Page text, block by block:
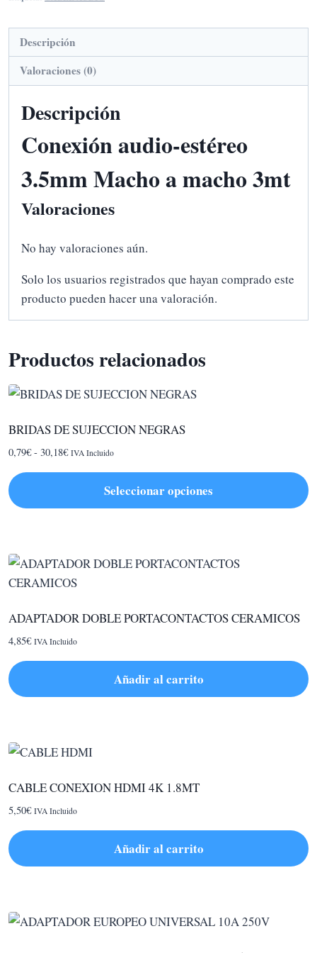
Descripción
Valoraciones (0)
Descripción
Conexión audio-estéreo
3.5mm Macho a macho 3mt
Valoraciones
No hay valoraciones aún.
Solo los usuarios registrados que hayan comprado este
producto pueden hacer una valoración.
Productos relacionados
BRIDAS DE SUJECCION NEGRAS
0,79€ - 30,18€Rango
IVA Incluido
Seleccionar opciones
tiene
Las
se
pueden
elegir
página
producto
ADAPTADOR DOBLE PORTACONTACTOS CERAMICOS
4,85€ IVA Incluido
Añadir al carrito
CABLE CONEXION HDMI 4K 1.8MT
5,50€ IVA Incluido
Añadir al carrito